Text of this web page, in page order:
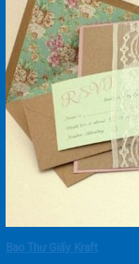
Bao Thư Giấy Kraft